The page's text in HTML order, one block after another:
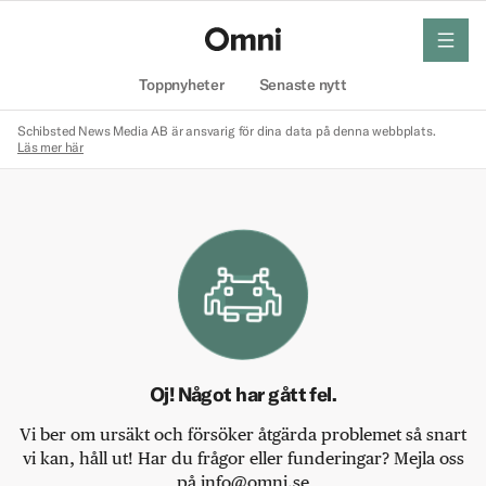
Toppnyheter Senaste nytt
meny
Schibsted News Media AB är ansvarig för dina data på denna webbplats.
Läs mer här
Oj! Något har gått fel.
Vi ber om ursäkt och försöker åtgärda problemet så snart
vi kan, håll ut! Har du frågor eller funderingar? Mejla oss